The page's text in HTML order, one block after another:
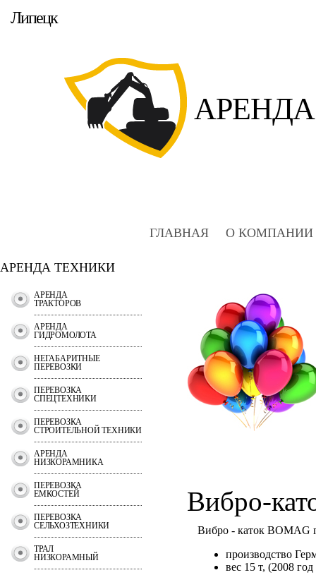
Липецк
ГЛАВНАЯ О КОМПАНИИ
АРЕНДА ТЕХНИКИ
АРЕНДА
ТРАКТОРОВ
АРЕНДА
ГИДРОМОЛОТА
НЕГАБАРИТНЫЕ
ПЕРЕВОЗКИ
ПЕРЕВОЗКА
СПЕЦТЕХНИКИ
ПЕРЕВОЗКА
СТРОИТЕЛЬНОЙ ТЕХНИКИ
АРЕНДА
НИЗКОРАМНИКА
ПЕРЕВОЗКА
ЕМКОСТЕЙ
ПЕРЕВОЗКА
СЕЛЬХОЗТЕХНИКИ
ТРАЛ
НИЗКОРАМНЫЙ
Вибро-
Вибро - каток BOMAG
производство
вес 15 т, (2008